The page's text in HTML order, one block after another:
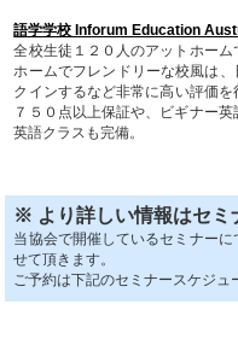
語学学校 Inforum Education
全校生徒１２０人のアットホー
ホームでフレンドリーな校風は
クインするなど非常に高い評価
７５０点以上保証や、ビギナー
英語クラスも完備。
※ より詳しい情報はセ
当協会で開催しているセミナー
せて頂きます。
ご予約は下記のセミナースケジュ